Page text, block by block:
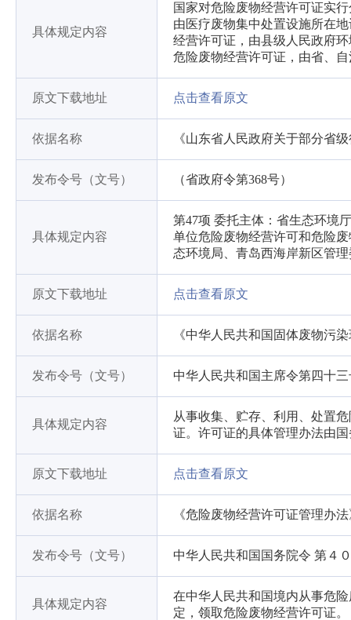
具体规定内容
国家对危险废物经营许可证实
由医疗废物集中处置设施所在
经营许可证，由县级人民政府
危险废物经营许可证，由省、
原文下载地址 点击查看原文
依据名称 《山东省人民政府关于部分省
发布令号（文号） （省政府令第368号）
具体规定内容
第47项 委托主体：省生态环境
单位危险废物经营许可和危险
态环境局、青岛西海岸新区管
原文下载地址 点击查看原文
依据名称 《中华人民共和国固体废物污
发布令号（文号） 中华人民共和国主席令第四十三
具体规定内容
从事收集、贮存、利用、处置
证。许可证的具体管理办法由
原文下载地址 点击查看原文
依据名称 《危险废物经营许可证管理办
发布令号（文号） 中华人民共和国国务院令 第４
具体规定内容
在中华人民共和国境内从事危
定，领取危险废物经营许可证。